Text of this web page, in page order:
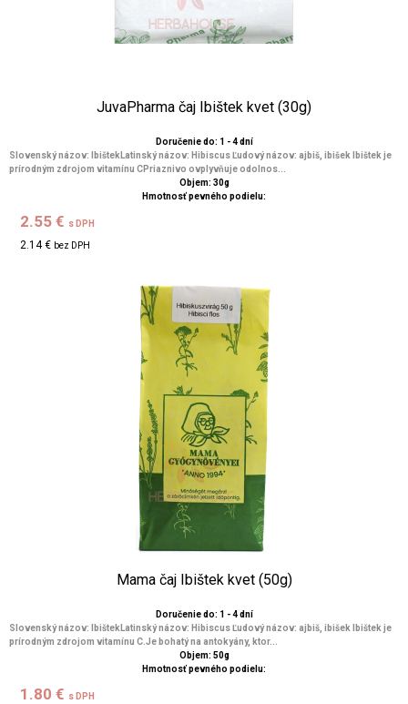
JuvaPharma čaj Ibištek kvet (30g)
Doručenie do: 1 - 4 dní
Slovenský názov: IbištekLatinský názov: Hibiscus Ľudový názov: ajbiš, ibišek Ibištek je
prírodným zdrojom vitamínu CPriaznivo ovplyvňuje odolnos...
Objem: 30g
Hmotnosť pevného podielu:
2.55 € s DPH
2.14 € bez DPH
Mama čaj Ibištek kvet (50g)
Doručenie do: 1 - 4 dní
Slovenský názov: IbištekLatinský názov: Hibiscus Ľudový názov: ajbiš, ibišek Ibištek je
prírodným zdrojom vitamínu C.Je bohatý na antokyány, ktor...
Objem: 50g
Hmotnosť pevného podielu:
1.80 € s DPH